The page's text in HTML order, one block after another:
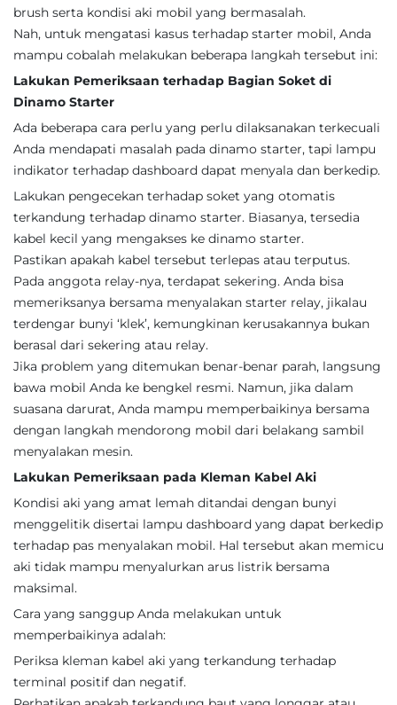
brush serta kondisi aki mobil yang bermasalah.
Nah, untuk mengatasi kasus terhadap starter mobil, Anda
mampu cobalah melakukan beberapa langkah tersebut ini:
Lakukan Pemeriksaan terhadap Bagian Soket di
Dinamo Starter
Ada beberapa cara perlu yang perlu dilaksanakan terkecuali
Anda mendapati masalah pada dinamo starter, tapi lampu
indikator terhadap dashboard dapat menyala dan berkedip.
Lakukan pengecekan terhadap soket yang otomatis
terkandung terhadap dinamo starter. Biasanya, tersedia
kabel kecil yang mengakses ke dinamo starter.
Pastikan apakah kabel tersebut terlepas atau terputus.
Pada anggota relay-nya, terdapat sekering. Anda bisa
memeriksanya bersama menyalakan starter relay, jikalau
terdengar bunyi ‘klek’, kemungkinan kerusakannya bukan
berasal dari sekering atau relay.
Jika problem yang ditemukan benar-benar parah, langsung
bawa mobil Anda ke bengkel resmi. Namun, jika dalam
suasana darurat, Anda mampu memperbaikinya bersama
dengan langkah mendorong mobil dari belakang sambil
menyalakan mesin.
Lakukan Pemeriksaan pada Kleman Kabel Aki
Kondisi aki yang amat lemah ditandai dengan bunyi
menggelitik disertai lampu dashboard yang dapat berkedip
terhadap pas menyalakan mobil. Hal tersebut akan memicu
aki tidak mampu menyalurkan arus listrik bersama
maksimal.
Cara yang sanggup Anda melakukan untuk
memperbaikinya adalah:
Periksa kleman kabel aki yang terkandung terhadap
terminal positif dan negatif.